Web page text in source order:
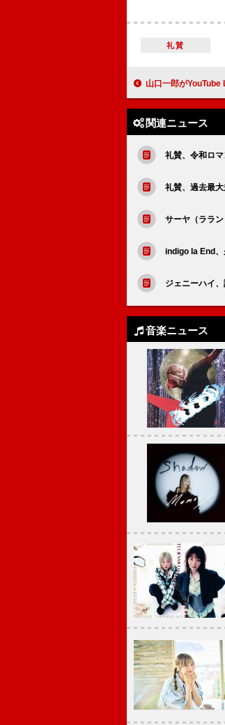
礼賛
山口一郎がYouTube LIVE配
関連ニュース
礼賛、令和ロ
礼賛、過去最
サーヤ（ララ
indigo la End、
ジェニーハイ
音楽ニュース